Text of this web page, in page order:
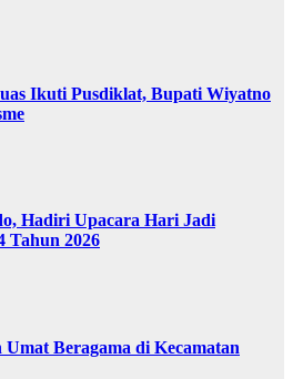
Ikuti Pusdiklat, Bupati Wiyatno
Hadiri Upacara Hari Jadi
Tahun 2026
Beragama di Kecamatan